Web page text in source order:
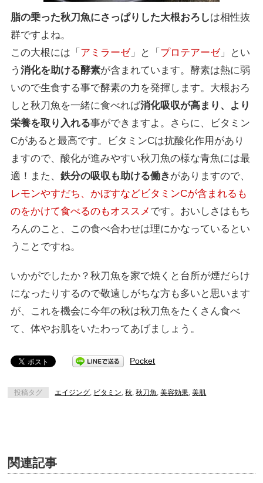
脂の乗った秋刀魚にさっぱりした大根おろしは相性抜
群ですよね。
この大根には「 アミラーゼ」と「 プロテアーゼ」とい
う消化を助ける酵素が含まれています。酵素は熱に弱
いので生食する事で酵素の力を発揮します。大根おろ
しと秋刀魚を一緒に食べれば消化吸収が高まり、より
栄養を取り入れる事ができますよ。さらに、ビタミン
Cがあると最高です。ビタミンCは抗酸化作用があり
ますので、酸化が進みやすい秋刀魚の様な青魚には最
適！また、鉄分の吸収も助ける働き がありますので、
レモンやすだち、かぼすなどビタミンCが含まれるも
のをかけて食べるのもオススメ です。おいしさはもち
ろんのこと、この食べ合わせは理にかなっているとい
うことですね。
いかがでしたか？秋刀魚を家で焼くと台所が煙だらけ
になったりするので敬遠しがちな方も多いと思います
が、これを機会に今年の秋は秋刀魚をたくさん食べ
て、体やお肌をいたわってあげましょう。
Pocket
投稿タグ エイジング, ビタミン,秋,秋刀魚,美容効果,美肌
関連記事